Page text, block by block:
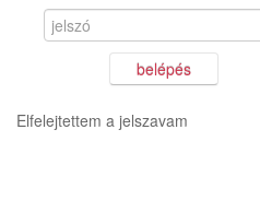
belépés
Elfelejtettem a jelszavam